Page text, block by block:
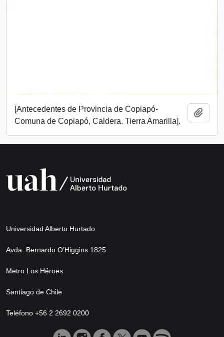
[Antecedentes de Provincia de Copiapó-
Comuna de Copiapó, Caldera. Tierra Amarilla].
Universidad Alberto Hurtado
Avda. Bernardo O’Higgins 1825
Metro Los Héroes
Santiago de Chile
Teléfono +56 2 2692 0200